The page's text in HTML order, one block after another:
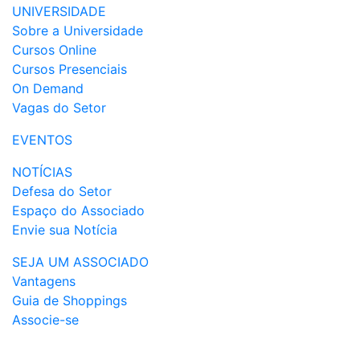
UNIVERSIDADE
Sobre a Universidade
Cursos Online
Cursos Presenciais
On Demand
Vagas do Setor
EVENTOS
NOTÍCIAS
Defesa do Setor
Espaço do Associado
Envie sua Notícia
SEJA UM ASSOCIADO
Vantagens
Guia de Shoppings
Associe-se